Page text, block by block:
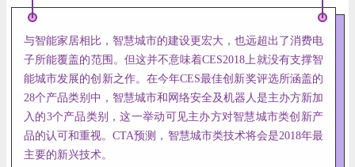
与智能家居相比，智慧城市的建设更宏大，也远超出了消费电
子所能覆盖的范围。但这并不意味着CES2018上就没有支撑智
能城市发展的创新之作。在今年CES最佳创新奖评选所涵盖的
28个产品类别中，智慧城市和网络安全及机器人是主办方新加
入的3个产品类别，这一举动可见主办方对智慧城市类创新产
品的认可和重视。CTA预测，智慧城市类技术将会是2018年最
主要的新兴技术。